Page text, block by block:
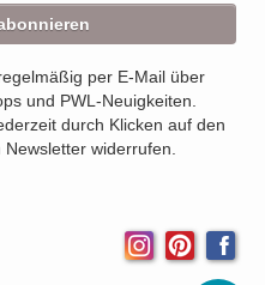
per E-Mail über
und PWL-Neuigkeiten.
durch Klicken auf den
widerrufen.